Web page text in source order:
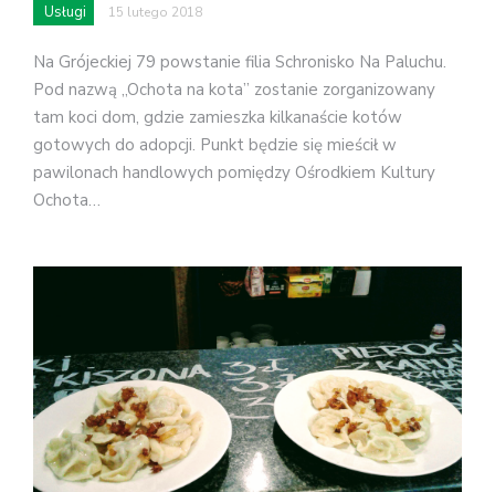
Usługi 15 lutego 2018
Na Grójeckiej 79 powstanie filia Schronisko Na Paluchu.
Pod nazwą „Ochota na kota” zostanie zorganizowany
tam koci dom, gdzie zamieszka kilkanaście kotów
gotowych do adopcji. Punkt będzie się mieścił w
pawilonach handlowych pomiędzy Ośrodkiem Kultury
Ochota…